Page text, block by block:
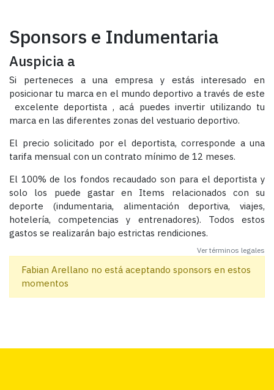
Sponsors e Indumentaria
Auspicia a
Si perteneces a una empresa y estás interesado en
posicionar tu marca en el mundo deportivo a través de este
excelente deportista , acá puedes invertir utilizando tu
marca en las diferentes zonas del vestuario deportivo.
El precio solicitado por el deportista, corresponde a una
tarifa mensual con un contrato mínimo de 12 meses.
El 100% de los fondos recaudado son para el deportista y
solo los puede gastar en Items relacionados con su
deporte (indumentaria, alimentación deportiva, viajes,
hotelería, competencias y entrenadores). Todos estos
gastos se realizarán bajo estrictas rendiciones.
Ver términos legales
Fabian Arellano no está aceptando sponsors en estos
momentos